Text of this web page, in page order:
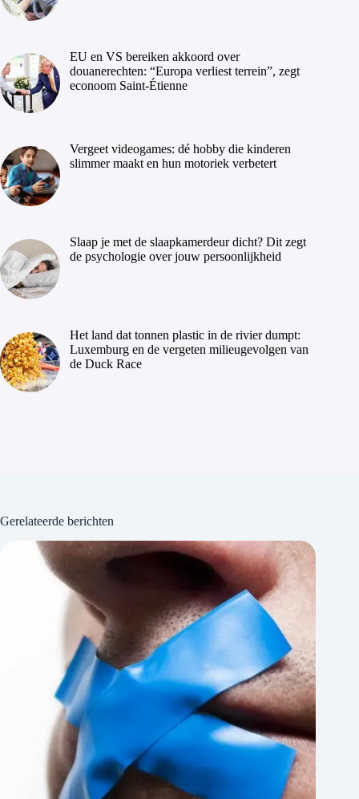
EU en VS bereiken akkoord over
douanerechten: “Europa verliest terrein”, zegt
econoom Saint-Étienne
Vergeet videogames: dé hobby die kinderen
slimmer maakt en hun motoriek verbetert
Slaap je met de slaapkamerdeur dicht? Dit zegt
de psychologie over jouw persoonlijkheid
Het land dat tonnen plastic in de rivier dumpt:
Luxemburg en de vergeten milieugevolgen van
de Duck Race
Gerelateerde berichten